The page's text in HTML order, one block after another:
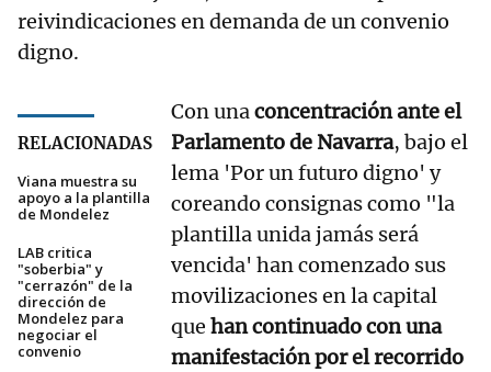
reivindicaciones en demanda de un convenio
digno.
RELACIONADAS
Viana muestra su
apoyo a la plantilla
de Mondelez
LAB critica
"soberbia" y
"cerrazón" de la
dirección de
Mondelez para
negociar el
convenio
Con unaconcentración ante el
Parlamento de Navarra, bajo el
lema 'Por un futuro digno' y
coreando consignas como "la
plantilla unida jamás será
vencida' han comenzado sus
movilizaciones en la capital
que han continuado con una
manifestación por el recorrido